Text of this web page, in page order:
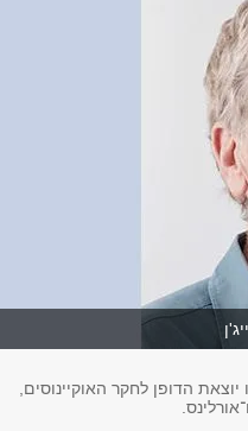
הדופן לחקר האוקיינוסים,